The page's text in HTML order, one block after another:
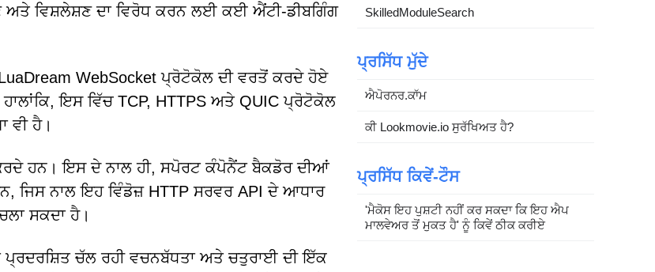
ਵਿਸ਼ਲੇਸ਼ਣ ਦਾ ਵਿਰੋਧ ਕਰਨ ਲਈ ਕਈ ਐਂਟੀ-ਡੀਬਗਿੰਗ
WebSocket ਪ੍ਰੋਟੋਕੋਲ ਦੀ ਵਰਤੋਂ ਕਰਦੇ ਹੋਏ
ਇਸ ਵਿੱਚ TCP, HTTPS ਅਤੇ QUIC ਪ੍ਰੋਟੋਕੋਲ
ਵੀ ਹੈ।
ਹਨ। ਇਸ ਦੇ ਨਾਲ ਹੀ, ਸਪੋਰਟ ਕੰਪੋਨੈਂਟ ਬੈਕਡੋਰ ਦੀਆਂ
ਜਿਸ ਨਾਲ ਇਹ ਵਿੰਡੋਜ਼ HTTP ਸਰਵਰ API ਦੇ ਆਧਾਰ
ਸਕਦਾ ਹੈ।
ਪ੍ਰਦਰਸ਼ਿਤ ਚੱਲ ਰਹੀ ਵਚਨਬੱਧਤਾ ਅਤੇ ਚਤੁਰਾਈ ਦੀ ਇੱਕ
SkilledModuleSearch
ਪ੍ਰਸਿੱਧ ਮੁੱਦੇ
ਐਪੋਰਨਰ.ਕਾੱਮ
ਕੀ Lookmovie.io ਸੁਰੱਖਿਅਤ ਹੈ?
ਪ੍ਰਸਿੱਧ ਕਿਵੇਂ-ਟੌਸ
'ਮੈਕੋਸ ਇਹ ਪੁਸ਼ਟੀ ਨਹੀਂ ਕਰ ਸਕਦਾ ਕਿ ਇਹ ਐਪ
ਮਾਲਵੇਅਰ ਤੋਂ ਮੁਕਤ ਹੈ' ਨੂੰ ਕਿਵੇਂ ਠੀਕ ਕਰੀਏ